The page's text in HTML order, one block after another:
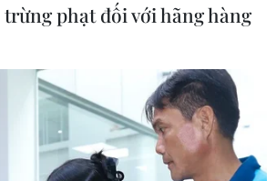
phạt đối với hãng hàng